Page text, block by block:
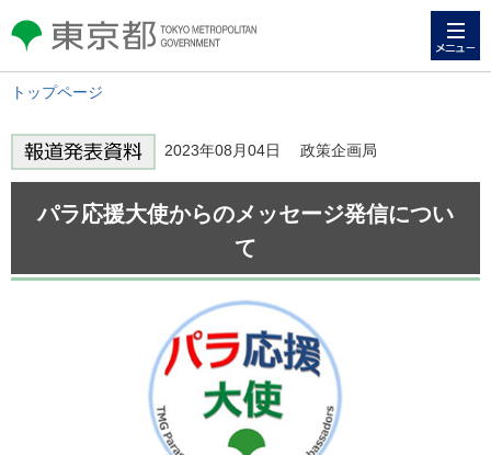
東京都 TOKYO METROPOLITAN
GOVERNMENT
トップページ
2023年08月04日 政策企画局
パラ応援大使からのメッセージ発信につい
て